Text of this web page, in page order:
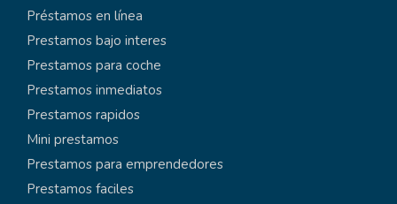
Préstamos en línea
Prestamos bajo interes
Prestamos para coche
Prestamos inmediatos
Prestamos rapidos
Mini prestamos
Prestamos para emprendedores
Prestamos faciles